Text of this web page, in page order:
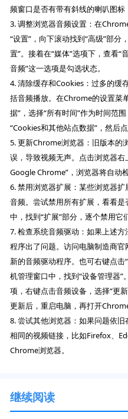
频窗口是否有带有斜线的喇叭图标
3. 调整浏览器音频设置：在
“设置”，向下滚动找到“高级”部分
置”。接着在“媒体”选项下，查看“
音频”这一选项是勾选状态。
4. 清除缓存和Cookies：过多的缓
括音频播放。在Chrome的设置菜
据”，选择“所有时间”作为时间范
“Cookies和其他站点数据”，然后点
5. 更新Chrome浏览器：旧版本的
误，导致视频无声。点击浏览器右
Google Chrome”，浏览器将自动
6. 禁用浏览器扩展：某些浏览器
音频。尝试禁用所有扩展，看看
中，找到“扩展”部分，逐个禁用它
7. 检查系统音频驱动：如果上述
程序出了问题。访问电脑制造商
新的音频驱动程序。也可右键点击
机管理窗口中，找到“设备管理器”
项，右键点击音频设备，选择“更
更新后，重启电脑，再打开
8. 尝试其他浏览器：如果问题依
相同的视频链接，比如Firefox、
Chrome浏览器。
继续阅读